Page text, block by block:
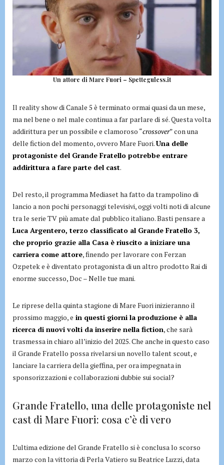
Un attore di Mare Fuori – Spetteguless.it
Il reality show di Canale 5 è terminato ormai quasi da un mese,
ma nel bene o nel male continua a far parlare di sé. Questa volta
addirittura per un possibile e clamoroso “crossover” con una
delle fiction del momento, ovvero Mare Fuori.Una delle
protagoniste del Grande Fratello potrebbe entrare
addirittura a fare parte del cast.
Del resto, il programma Mediaset ha fatto da trampolino di
lancio a non pochi personaggi televisivi, oggi volti noti di alcune
tra le serie TV più amate dal pubblico italiano. Basti pensare a
Luca Argentero, terzo classificato al Grande Fratello 3,
che proprio grazie alla Casa è riuscito a iniziare una
carriera come attore, finendo per lavorare con Ferzan
Ozpetek e è diventato protagonista di un altro prodotto Rai di
enorme successo, Doc – Nelle tue mani.
Le riprese della quinta stagione di Mare Fuori inizieranno il
prossimo maggio, e in questi giorni la produzione è alla
ricerca di nuovi volti da inserire nella fiction, che sarà
trasmessa in chiaro all’inizio del 2025. Che anche in questo caso
il Grande Fratello possa rivelarsi un novello talent scout, e
lanciare la carriera della gieffina, per ora impegnata in
sponsorizzazioni e collaborazioni dubbie sui social?
Grande Fratello, una delle protagoniste nel
cast di Mare Fuori: cosa c’è di vero
L’ultima edizione del Grande Fratello si è conclusa lo scorso
marzo con la vittoria di Perla Vatiero su Beatrice Luzzi, data